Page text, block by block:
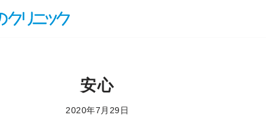
安心
2020年7月29日